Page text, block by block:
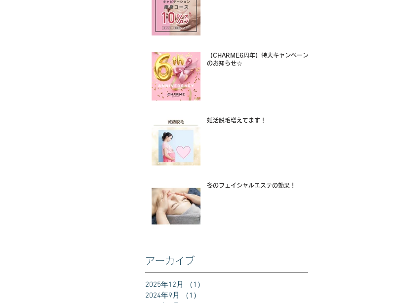
【CHARME6周年】特大キャンペーン
のお知らせ☆
妊活脱毛増えてます！
冬のフェイシャルエステの効果！
アーカイブ
2025年12月 （1）
2024年9月
（1）